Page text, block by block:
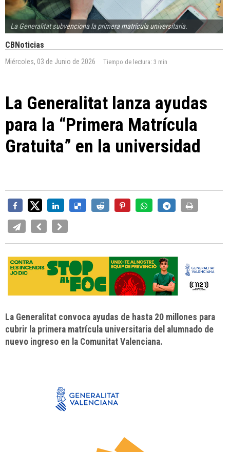
La Generalitat subvenciona la primera matrícula universitaria.
CBNoticias
Miércoles, 03 de Junio de 2026 Tiempo de lectura: 3 min
La Generalitat lanza ayudas
para la “Primera Matrícula
Gratuita” en la universidad
La Generalitat convoca ayudas de hasta 20 millones para
cubrir la primera matrícula universitaria del alumnado de
nuevo ingreso en la Comunitat Valenciana.